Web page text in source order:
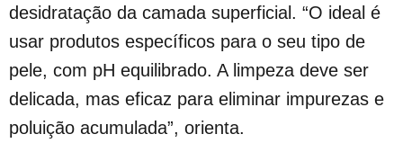
desidratação da camada superficial. “O ideal é
usar produtos específicos para o seu tipo de
pele, com pH equilibrado. A limpeza deve ser
delicada, mas eficaz para eliminar impurezas e
poluição acumulada”, orienta.